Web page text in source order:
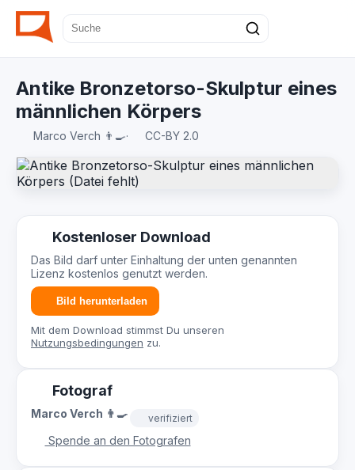
Antike Bronzetorso-Skulptur eines
männlichen Körpers
Marco Verch 👨‍🍳· CC-BY 2.0
Kostenloser Download
Das Bild darf unter Einhaltung der unten genannten
Lizenz kostenlos genutzt werden.
Bild herunterladen
Mit dem Download stimmst Du unseren
Nutzungsbedingungen zu.
Fotograf
Marco Verch 👨‍🍳 verifiziert
Spende an den Fotografen